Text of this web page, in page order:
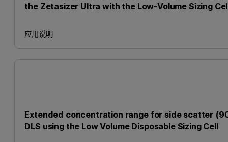
the Zetasizer Ultra with the Low-Volume Sizing
应用说明
Extended concentration range for side scatter
DLS using the Low Volume Disposable Sizing Cell